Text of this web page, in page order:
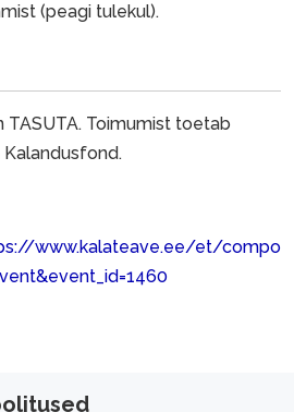
(peagi tulekul).
TASUTA. Toimumist toetab
Kalandusfond.
www.kalateave.ee/et/compo